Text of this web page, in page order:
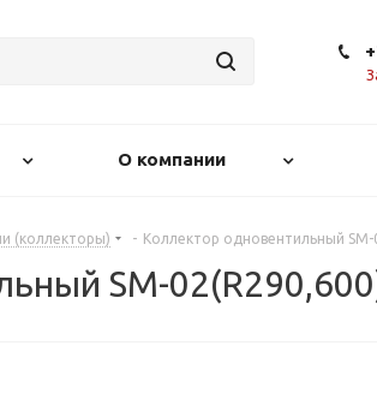
О компании
(коллекторы) - Коллектор одновентильный SM-
SM-